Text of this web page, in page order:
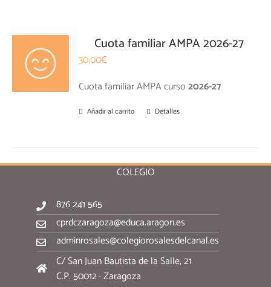
Cuota familiar AMPA 2026-27
30,00€
Cuota familiar AMPA curso2026-27
Añadir al carrito Detalles
COLEGIO
876 241 565
cprdczaragoza@educa.aragon.es
adminrosales@colegiorosalesdelcanal.es
C/ San Juan Bautista de la Salle, 21
C.P. 50012 · Zaragoza